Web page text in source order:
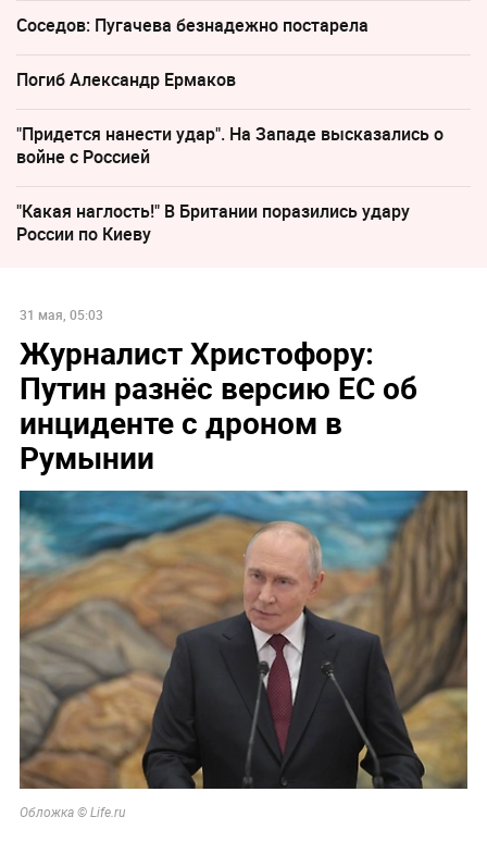
Соседов: Пугачева безнадежно постарела
Погиб Александр Ермаков
"Придется нанести удар". На Западе высказались о
войне с Россией
"Какая наглость!" В Британии поразились удару
России по Киеву
31 мая, 05:03
Журналист Христофору:
Путин разнёс версию ЕС об
инциденте с дроном в
Румынии
Обложка © Life.ru